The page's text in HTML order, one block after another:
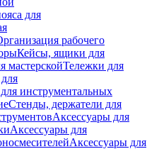
для
рабочего
Кейсы, ящики для
мастерскойТележки для
инструментальных
Стенды, держатели для
Аксессуары для
Аксессуары для
Аксессуары для